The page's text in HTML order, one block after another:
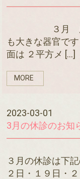
３月 皮膚に
も大きな器官で
面は ２平方メ […]
MORE
2023-03-01
3月の休診のお知
３月の休診は下
２日・１９日・